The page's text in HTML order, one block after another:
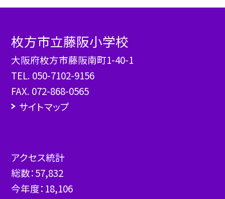
枚方市立藤阪小学校
大阪府枚方市藤阪南町1-40-1
TEL. 050-7102-9156
FAX. 072-868-0565
サイトマップ
アクセス統計
総数：57,832
今年度： 18,106